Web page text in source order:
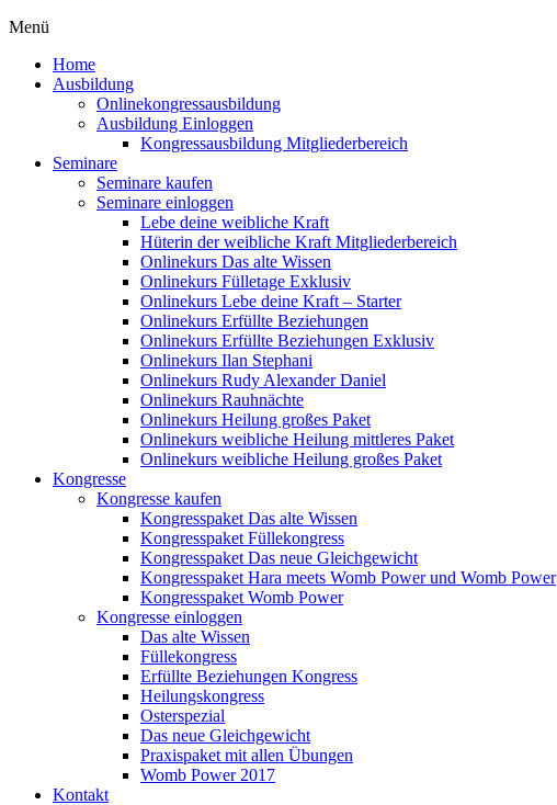
Menü
Home
Ausbildung
Onlinekongressausbildung
Ausbildung Einloggen
Kongressausbildung Mitgliederbereich
Seminare
Seminare kaufen
Seminare einloggen
Lebe deine weibliche Kraft
Hüterin der weibliche Kraft Mitgliederbereich
Onlinekurs Das alte Wissen
Onlinekurs Fülletage Exklusiv
Onlinekurs Lebe deine Kraft – Starter
Onlinekurs Erfüllte Beziehungen
Onlinekurs Erfüllte Beziehungen Exklusiv
Onlinekurs Ilan Stephani
Onlinekurs Rudy Alexander Daniel
Onlinekurs Rauhnächte
Onlinekurs Heilung großes Paket
Onlinekurs weibliche Heilung mittleres Paket
Onlinekurs weibliche Heilung großes Paket
Kongresse
Kongresse kaufen
Kongresspaket Das alte Wissen
Kongresspaket Füllekongress
Kongresspaket Das neue Gleichgewicht
Kongresspaket Hara meets Womb Power und Womb Power
Kongresspaket Womb Power
Kongresse einloggen
Das alte Wissen
Füllekongress
Erfüllte Beziehungen Kongress
Heilungskongress
Osterspezial
Das neue Gleichgewicht
Praxispaket mit allen Übungen
Womb Power 2017
Kontakt